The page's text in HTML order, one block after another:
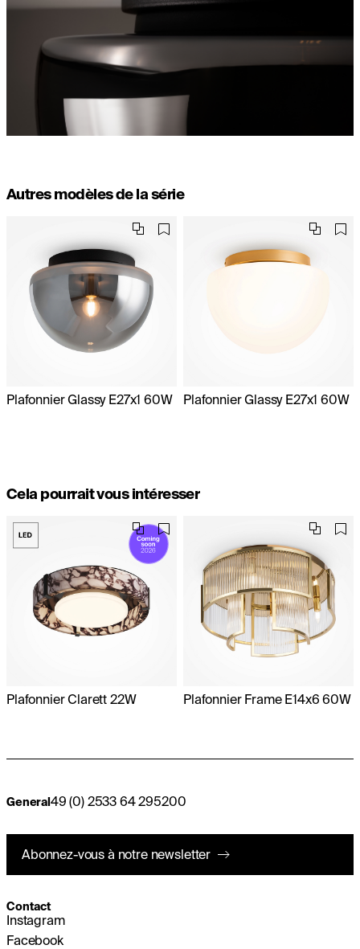
Autres modèles de la série
Plafonnier Glassy E27x1 60W Plafonnier Glassy E27x1 60W
Cela pourrait vous intéresser
Plafonnier Clarett 22W Plafonnier Frame E14x6 60W
General 49 (0) 2533 64 295200
Abonnez-vous à notre newsletter
Contact
Instagram
Facebook